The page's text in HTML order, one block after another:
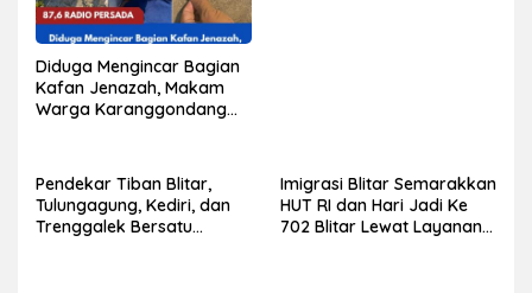
Diduga Mengincar Bagian
Kafan Jenazah, Makam
Warga Karanggondang
Pendekar Tiban Blitar,
Tulungagung, Kediri, dan
Trenggalek Bersatu
Imigrasi Blitar Semarakkan
HUT RI dan Hari Jadi Ke
702 Blitar Lewat Layanan